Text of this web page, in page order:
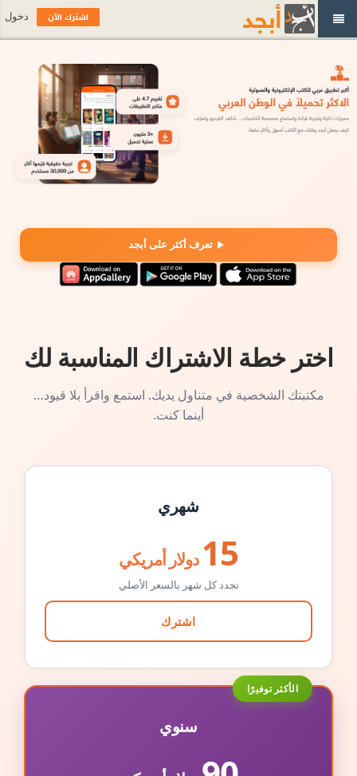
تعرف أكثر على أبجد
اختر خطة الاشتراك المناسبة لك
مكتبتك الشخصية في متناول يديك. استمع واقرأ بلا قيود…
أينما كنت.
شهري
15 دولار أمريكي
تجدد كل شهر بالسعر الأصلي
اشترك
الأكثر توفيرًا
سنوي
اشترك الآن دخول